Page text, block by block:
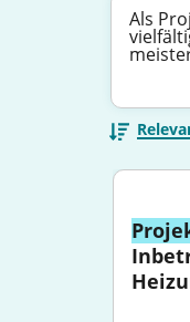
Als